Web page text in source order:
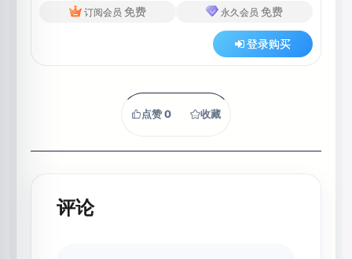
订阅会员 免费 永久会员 免费
登录购买
点赞0 收藏
评论